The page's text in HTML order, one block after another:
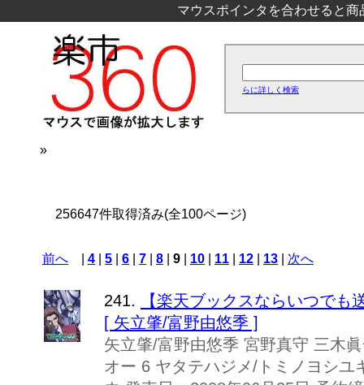
マウスポインタを合わせると
らに詳しく検索
»
256647件取得済み(全100ページ)
前へ 4 5 6 7 8 9 10 11 12 13 次へ
241.
【楽天ブックスならいつで
[ 矢立肇/富野由悠季 ]
矢立肇/富野由悠季 宮野真守 三木
オー 6 ヤタテハジメ/トミノヨシ